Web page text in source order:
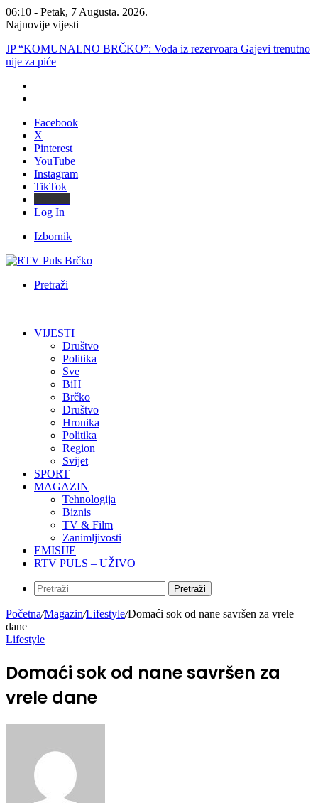
06:10 - Petak, 7 Augusta. 2026.
Najnovije vijesti
JP “KOMUNALNO BRČKO”: Voda iz rezervoara Gajevi trenutno
nije za piće
Facebook
X
Pinterest
YouTube
Instagram
TikTok
Log In
Izbornik
Pretraži
VIJESTI
Društvo
Politika
Sve
BiH
Brčko
Društvo
Hronika
Politika
Region
Svijet
SPORT
MAGAZIN
Tehnologija
Biznis
TV & Film
Zanimljivosti
EMISIJE
RTV PULS – UŽIVO
Pretraži
Početna/Magazin/Lifestyle/Domaći sok od nane savršen za vrele
dane
Lifestyle
Domaći sok od nane savršen za
vrele dane